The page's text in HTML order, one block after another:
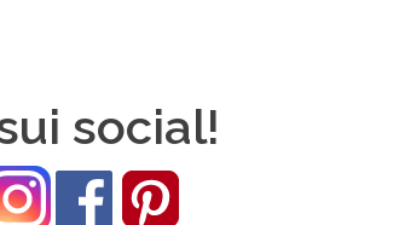
social!